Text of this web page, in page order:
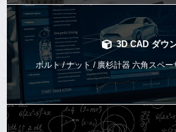
3D CAD ダウ
ボルト / ナット / 廣杉計器 六角スペ